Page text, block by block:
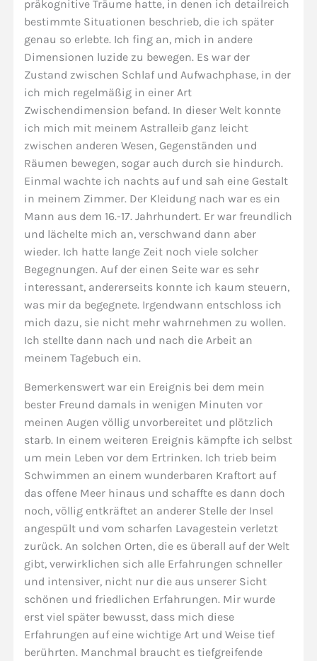
präkognitive Träume hatte, in denen ich detailreich
bestimmte Situationen beschrieb, die ich später
genau so erlebte. Ich fing an, mich in andere
Dimensionen luzide zu bewegen. Es war der
Zustand zwischen Schlaf und Aufwachphase, in der
ich mich regelmäßig in einer Art
Zwischendimension befand. In dieser Welt konnte
ich mich mit meinem Astralleib ganz leicht
zwischen anderen Wesen, Gegenständen und
Räumen bewegen, sogar auch durch sie hindurch.
Einmal wachte ich nachts auf und sah eine Gestalt
in meinem Zimmer. Der Kleidung nach war es ein
Mann aus dem 16.-17. Jahrhundert. Er war freundlich
und lächelte mich an, verschwand dann aber
wieder. Ich hatte lange Zeit noch viele solcher
Begegnungen. Auf der einen Seite war es sehr
interessant, andererseits konnte ich kaum steuern,
was mir da begegnete. Irgendwann entschloss ich
mich dazu, sie nicht mehr wahrnehmen zu wollen.
Ich stellte dann nach und nach die Arbeit an
meinem Tagebuch ein.
Bemerkenswert war ein Ereignis bei dem mein
bester Freund damals in wenigen Minuten vor
meinen Augen völlig unvorbereitet und plötzlich
starb. In einem weiteren Ereignis kämpfte ich selbst
um mein Leben vor dem Ertrinken. Ich trieb beim
Schwimmen an einem wunderbaren Kraftort auf
das offene Meer hinaus und schaffte es dann doch
noch, völlig entkräftet an anderer Stelle der Insel
angespült und vom scharfen Lavagestein verletzt
zurück. An solchen Orten, die es überall auf der Welt
gibt, verwirklichen sich alle Erfahrungen schneller
und intensiver, nicht nur die aus unserer Sicht
schönen und friedlichen Erfahrungen. Mir wurde
erst viel später bewusst, dass mich diese
Erfahrungen auf eine wichtige Art und Weise tief
berührten. Manchmal braucht es tiefgreifende